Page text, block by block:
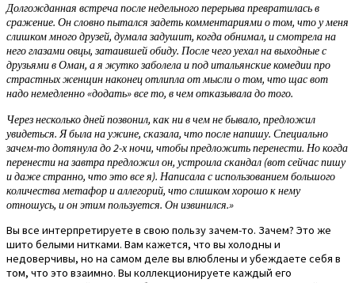
Долгожданная встреча после недельного перерыва превратилась в
сражение. Он словно пытался задеть комментариями о том, что у меня
слишком много друзей, думала задушит, когда обнимал, и смотрела на
него глазами овцы, затаившей обиду. После чего уехал на выходные с
друзьями в Оман, а я жутко заболела и под итальянские комедии про
страстных женщин наконец отлипла от мысли о том, что щас вот
надо немедленно «додать» все то, в чем отказывала до того.
Через несколько дней позвонил, как ни в чем не бывало, предложил
увидеться. Я была на ужине, сказала, что после напишу. Специально
зачем-то дотянула до 2-х ночи, чтобы предложить перенести. Но когда
перенести на завтра предложил он, устроила скандал (вот сейчас пишу
и даже странно, что это все я). Написала с использованием большого
количества метафор и аллегорий, что слишком хорошо к нему
отношусь, и он этим пользуется. Он извинился.»
Вы все интерпретируете в свою пользу зачем-то. Зачем? Это же
шито белыми нитками. Вам кажется, что вы холодны и
недоверчивы, но на самом деле вы влюблены и убеждаете себя в
том, что это взаимно. Вы коллекционируете каждый его